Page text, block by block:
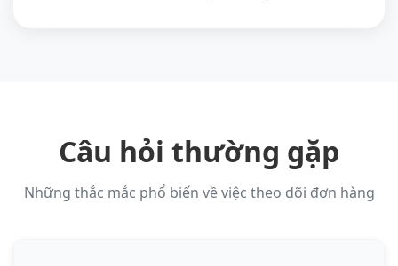
Câu hỏi thường gặp
Những thắc mắc phổ biến về việc theo dõi đơn hàng